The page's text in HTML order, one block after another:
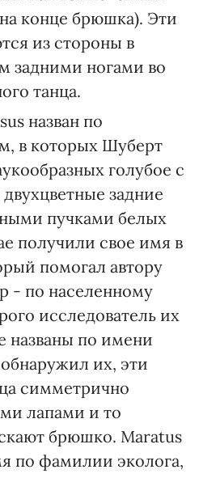
конце брюшка). Эти
из стороны в
задними ногами во
танца.
назван по
в которых Шуберт
голубое с
задние
пучками белых
получили свое имя в
помогал автору
- по населенному
исследователь их
названы по имени
их, эти
симметрично
лапами и то
брюшко. Maratus
по фамилии эколога,